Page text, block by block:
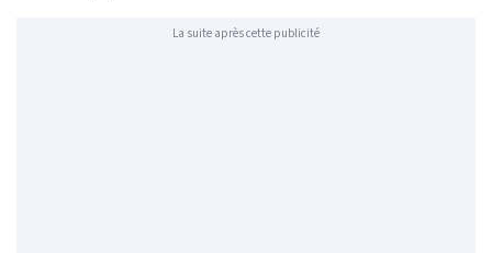
La suite après cette publicité